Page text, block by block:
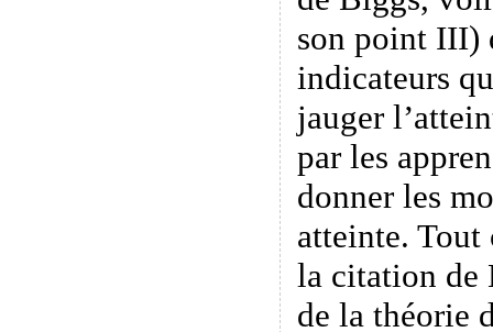
son point III)
indicateurs
jauger
par les
donner les
atteinte. Tout
la citation de
de la théorie